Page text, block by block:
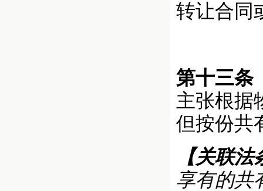
转让合同
第十三条
主张根据
但按份共
【关联法
享有的共